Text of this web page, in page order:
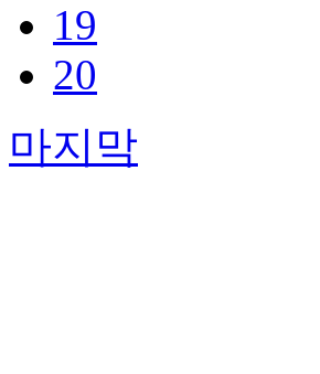
19
20
마지막